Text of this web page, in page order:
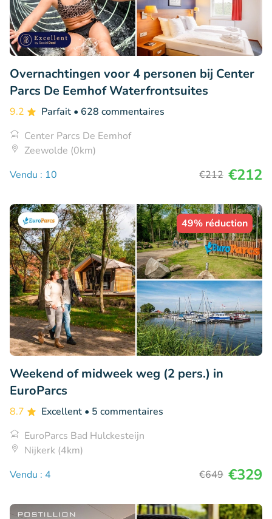
Overnachtingen voor 4 personen bij Center
Parcs De Eemhof Waterfrontsuites
9.2 Parfait • 628 commentaires
Center Parcs De Eemhof
Zeewolde (0km)
Vendu : 10
€212 €212
49% réduction
Weekend of midweek weg (2 pers.) in
EuroParcs
8.7 Excellent • 5 commentaires
EuroParcs Bad Hulckesteijn
Nijkerk (4km)
Vendu : 4
€649 €329